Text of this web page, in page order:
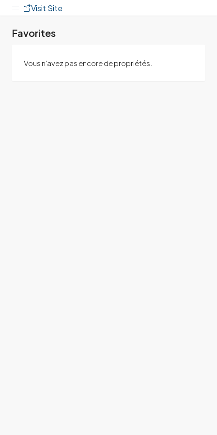
Visit Site
Favorites
Vous n'avez pas encore de propriétés.